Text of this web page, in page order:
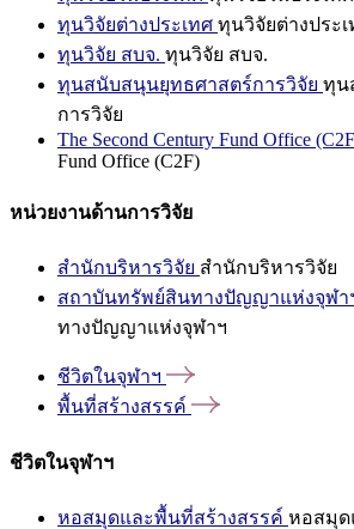
ทุนวิจัยต่างประเทศ ทุนวิจัยต่างประ
ทุนวิจัย สบจ. ทุนวิจัย สบจ.
ทุนสนับสนุนยุทธศาสตร์การวิจัย ทุน
การวิจัย
The Second Century Fund Office
Fund Office (C2F)
หน่วยงานด้านการวิจัย
สำนักบริหารวิจัย สำนักบริหารวิจัย
สถาบันทรัพย์สินทางปัญญาแห่งจุฬา
ทางปัญญาแห่งจุฬาฯ
ชีวิตในจุฬาฯ
พื้นที่สร้างสรรค์
ชีวิตในจุฬาฯ
หอสมุดและพื้นที่สร้างสรรค์ หอสมุด